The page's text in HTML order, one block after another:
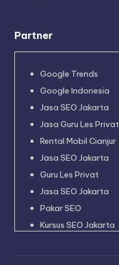
Partner
Google Trends
Google Indonesia
Jasa SEO Jakarta
Jasa Guru Les Privat
Rental Mobil Cianjur
Jasa SEO Jakarta
Guru Les Privat
Jasa SEO Jakarta
Pakar SEO
Kursus SEO Jakarta